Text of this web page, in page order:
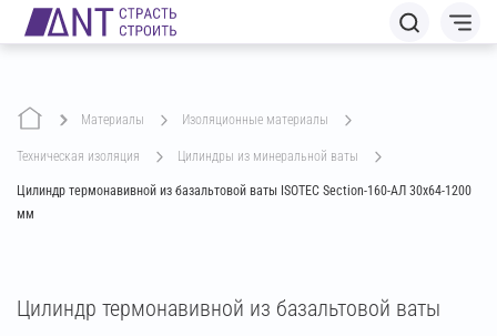
Материалы изоляционные материалы
техническая изоляция цилиндры из минеральной ваты
Цилиндр термонавивной из базальтовой ваты ISOTEC Section-160-АЛ 30х64-1200
мм
Цилиндр термонавивной из базальтовой ваты